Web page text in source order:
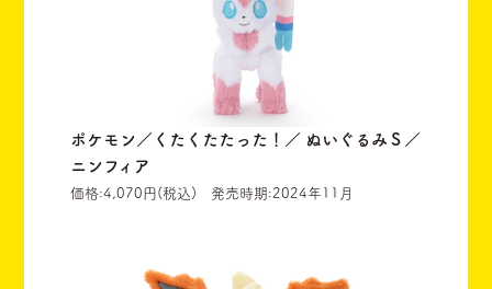
ポケモン／くたくたたった！／ ぬいぐるみＳ／
ニンフィア
価格:4,070円(税込) 発売時期:2024年11月